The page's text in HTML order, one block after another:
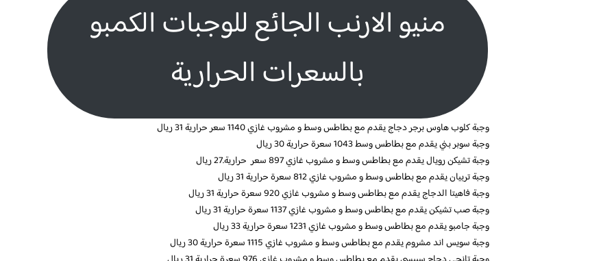
منيو الارنب الجائع للوجبات الكمبو
بالسعرات الحرارية
وجبة كلوب هاوس برجر دجاجيقدم مع بطاطس وسط و مشروب غازي 1140 سعر حرارية 31 ريال
وجبة سوبر بني يقدم مع بطاطس وسط 1043 سعرة حرارية 30 ريال
وجبة تشيكن رويال يقدم مع بطاطس وسط و مشروب غازي 897 سعر حرارية.27 ريال
وجبة تربيان يقدم مع بطاطس وسط و مشروب غازي 812 سعرة حرارية 31 ريال
وجبة فاهيتا الدجاج يقدم مع بطاطس وسط و مشروب غازي 920 سعرة حرارية 31 ريال
وجبة صب تشيكن يقدم مع بطاطس وسط و مشروب غازي 1137 سعرة حرارية 31 ريال
وجبة جامبو يقدم مع بطاطس وسط و مشروب غازي 1231 سعرة حرارية 33 ريال
وجبة سويس اند مشروم يقدم مع بطاطس وسط و مشروب غازي 1115 سعرة حرارية 30 ريال